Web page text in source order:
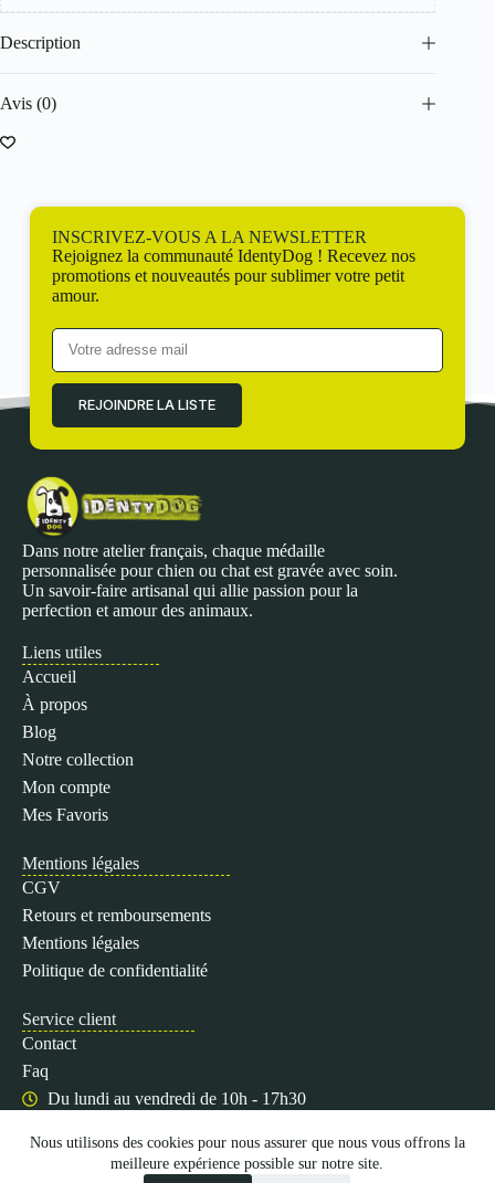
Nous utilisons des cookies pour nous assurer que nous vous offrons la
meilleure expérience possible sur notre site.
Description
Avis (0)
INSCRIVEZ-VOUS A LA NEWSLETTER
Rejoignez la communauté IdentyDog ! Recevez nos
promotions et nouveautés pour sublimer votre petit
amour.
REJOINDRE LA LISTE
Dans notre atelier français, chaque médaille
personnalisée pour chien ou chat est gravée avec soin.
Un savoir-faire artisanal qui allie passion pour la
perfection et amour des animaux.
Liens utiles
Accueil
À propos
Blog
Notre collection
Mon compte
Mes Favoris
Mentions légales
CGV
Retours et remboursements
Mentions légales
Politique de confidentialité
Service client
Contact
Faq
Du lundi au vendredi de 10h - 17h30